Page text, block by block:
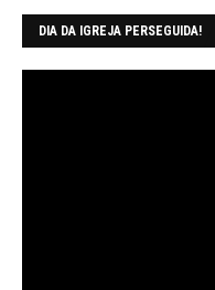
DIA DA IGREJA PERSEGUIDA!